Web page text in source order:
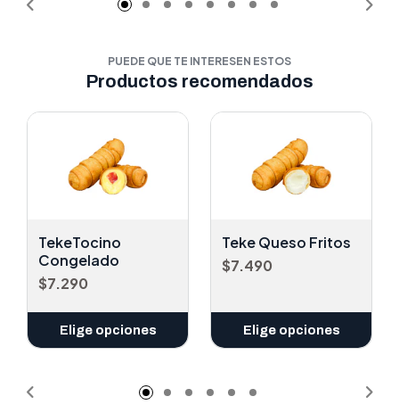
PUEDE QUE TE INTERESEN ESTOS
Productos recomendados
TekeTocino
Congelado
$7.290
Elige opciones
Teke Queso Fritos
$7.490
Elige opciones